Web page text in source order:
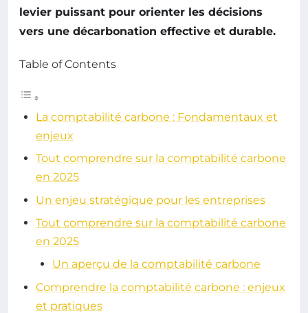
levier puissant pour orienter les décisions
vers une décarbonation effective et durable.
Table of Contents
La comptabilité carbone : Fondamentaux et
enjeux
Tout comprendre sur la comptabilité carbone
en 2025
Un enjeu stratégique pour les entreprises
Tout comprendre sur la comptabilité carbone
en 2025
Un aperçu de la comptabilité carbone
Comprendre la comptabilité carbone : enjeux
et pratiques